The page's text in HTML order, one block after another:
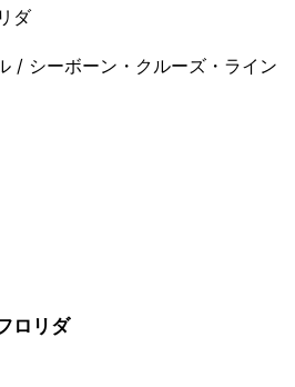
ダ
/ シーボーン・クルーズ・ライン
ロリダ